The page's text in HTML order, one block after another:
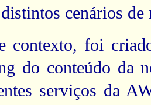
cenários de
contexto, foi
do conteúdo da
serviços da